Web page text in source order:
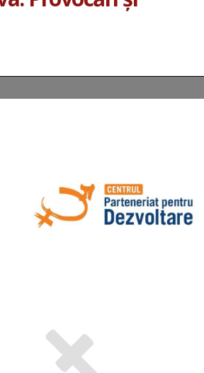
din sistemul de
activităților
mai–iunie
30 iunie 2026